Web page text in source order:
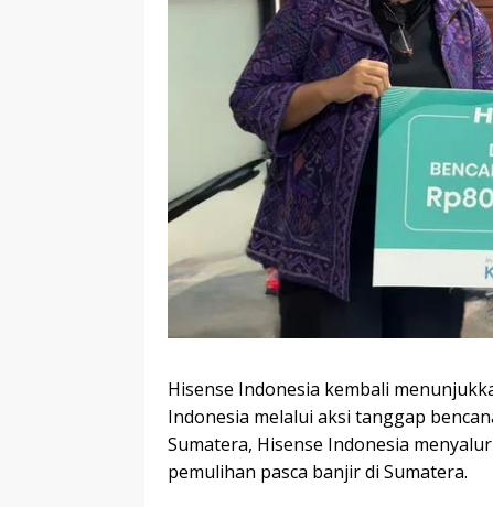
Hisense Indonesia kembali
Indonesia melalui aksi tanggap
Sumatera, Hisense Indonesia
pemulihan pasca banjir di Sumatera.